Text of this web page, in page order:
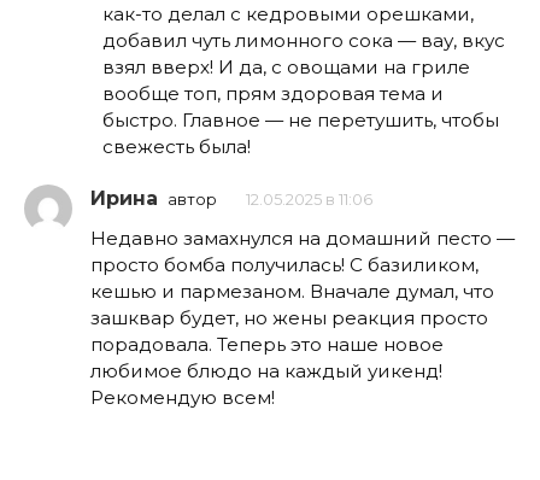
как-то делал с кедровыми орешками,
добавил чуть лимонного сока — вау, вкус
взял вверх! И да, с овощами на гриле
вообще топ, прям здоровая тема и
быстро. Главное — не перетушить, чтобы
свежесть была!
Ирина автор 12.05.2025 в 11:06
Недавно замахнулся на домашний песто —
просто бомба получилась! С базиликом,
кешью и пармезаном. Вначале думал, что
зашквар будет, но жены реакция просто
порадовала. Теперь это наше новое
любимое блюдо на каждый уикенд!
Рекомендую всем!